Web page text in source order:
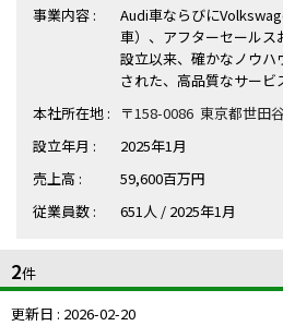
事業内容 :
Audi車ならびに
車）、アフターセールス
設立以来、確かなノウハ
された、高品質なサービ
本社所在地 :
〒158-0086 東京都世田
設立年月 :
2025年1月
売上高 :
59,600百万円
従業員数 :
651人 / 2025年1月
2件
更新日 : 2026-02-20
障害者アスリート専門の就転職支援
ハイスキルな障害者の転職支援サー
障害のある新卒学生専門の就職エー
求人を紹介してもらう
就労移行支援サービス
就職・転職ノウハウ
お問い合わせ・よくある質問